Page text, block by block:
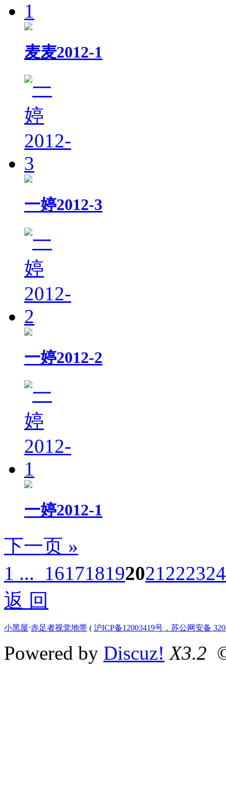
麦麦2012-1
一婷2012-3
一婷2012-2
一婷2012-1
下一页 »
1 ... 161718192021222324
返 回
小黑屋⋅赤足者视觉地带 ( 沪ICP备12003419号，苏公网安备
Powered by Discuz! X3.2